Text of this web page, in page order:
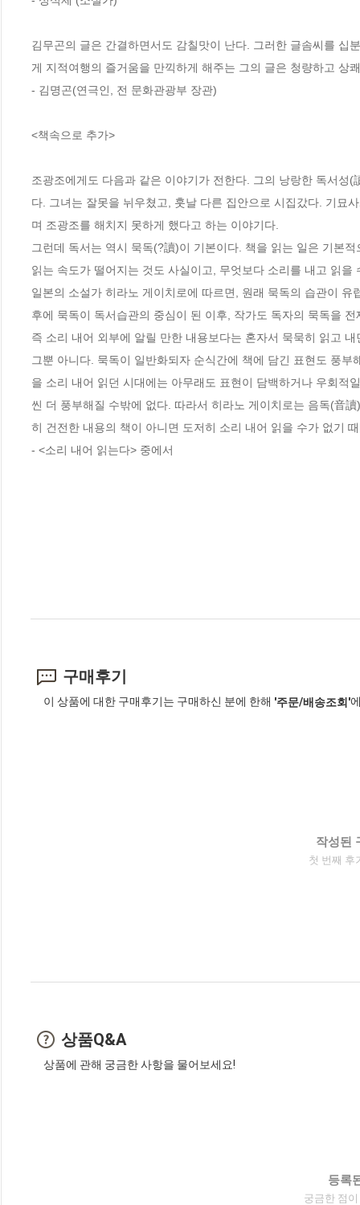
김무곤의 글은 간결하면서도 감칠맛이 난다. 그러한 글솜씨를 십
게 지적여행의 즐거움을 만끽하게 해주는 그의 글은 청량하고 상
- 김명곤(연극인, 전 문화관광부 장관)
<책속으로 추가>
조광조에게도 다음과 같은 이야기가 전한다. 그의 낭랑한 독서성
다. 그녀는 잘못을 뉘우쳤고, 훗날 다른 집안으로 시집갔다. 기묘
며 조광조를 해치지 못하게 했다고 하는 이야기다.
그런데 독서는 역시 묵독(?讀)이 기본이다. 책을 읽는 일은 기본
읽는 속도가 떨어지는 것도 사실이고, 무엇보다 소리를 내고 읽
일본의 소설가 히라노 게이치로에 따르면, 원래 묵독의 습관이
후에 묵독이 독서습관의 중심이 된 이후, 작가도 독자의 묵독을
즉 소리 내어 외부에 알릴 만한 내용보다는 혼자서 묵묵히 읽고
그뿐 아니다. 묵독이 일반화되자 순식간에 책에 담긴 표현도 풍
을 소리 내어 읽던 시대에는 아무래도 표현이 담백하거나 우회적
씬 더 풍부해질 수밖에 없다. 따라서 히라노 게이치로는 음독(音
히 건전한 내용의 책이 아니면 도저히 소리 내어 읽을 수가 없기
- <소리 내어 읽는다> 중에서
구매후기
이 상품에 대한 구매후기는 구매하신 분에 한해 '주문/배송조회'
작성된
첫 번째 후
상품Q&A
상품에 관해 궁금한 사항을 물어보세요!
등록
궁금한 점